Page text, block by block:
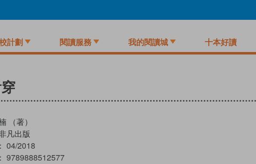
計劃 閱讀服務 我的閱讀城 十本好讀
（著）
凡出版
04/2018
9789888512577